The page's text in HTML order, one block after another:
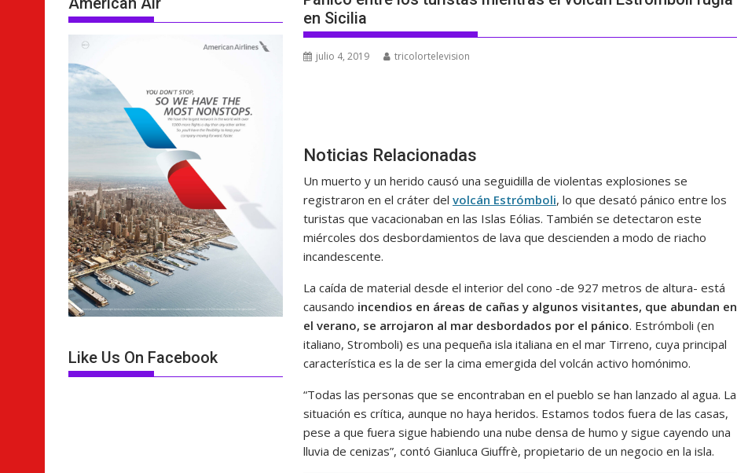
en Sicilia
julio 4, 2019 tricolortelevision
Noticias Relacionadas
Un muerto y un herido causó una seguidilla de violentas explosiones se
registraron en el cráter del volcán Estrómboli, lo que desató pánico entre los
turistas que vacacionaban en las Islas Eólias. También se detectaron este
miércoles dos desbordamientos de lava que descienden a modo de riacho
incandescente.
La caída de material desde el interior del cono -de 927 metros de altura- está
causando incendios en áreas de cañas y algunos visitantes, que abundan en
el verano, se arrojaron al mar desbordados por el pánico. Estrómboli (en
italiano, Stromboli) es una pequeña isla italiana en el mar Tirreno, cuya principal
característica es la de ser la cima emergida del volcán activo homónimo.
“Todas las personas que se encontraban en el pueblo se han lanzado al agua. La
situación es crítica, aunque no haya heridos. Estamos todos fuera de las casas,
pese a que fuera sigue habiendo una nube densa de humo y sigue cayendo una
lluvia de cenizas”, contó Gianluca Giuffrè, propietario de un negocio en la isla.
Like Us On Facebook